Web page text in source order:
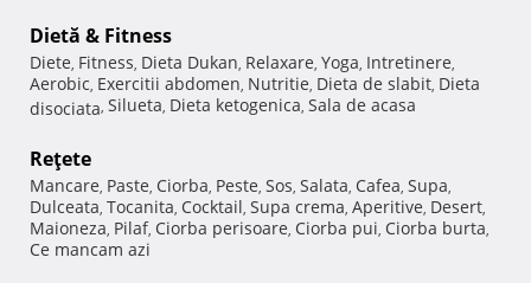
Dietă & Fitness
Diete, Fitness, Dieta Dukan, Relaxare, Yoga, Intretinere,
Aerobic, Exercitii abdomen, Nutritie, Dieta de slabit, Dieta
disociata, Silueta, Dieta ketogenica, Sala de acasa
Reţete
Mancare, Paste, Ciorba, Peste, Sos, Salata, Cafea, Supa,
Dulceata, Tocanita, Cocktail, Supa crema, Aperitive, Desert,
Maioneza, Pilaf, Ciorba perisoare, Ciorba pui, Ciorba burta,
Ce mancam azi